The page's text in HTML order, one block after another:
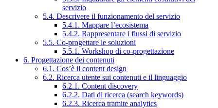
servizio
5.4. Descrivere il funzionamento del servizio
5.4.1. Mappare l’ecosistema
5.4.2. Rappresentare i flussi di servizio
5.5. Co-progettare le soluzioni
5.5.1. Workshop di co-progettazione
6. Progettazione dei contenuti
6.1. Cos’è il content design
6.2. Ricerca utente sui contenuti e il linguaggio
6.2.1. Content discovery
6.2.2. Dati di ricerca (search keywords)
6.2.3. Ricerca tramite analytics